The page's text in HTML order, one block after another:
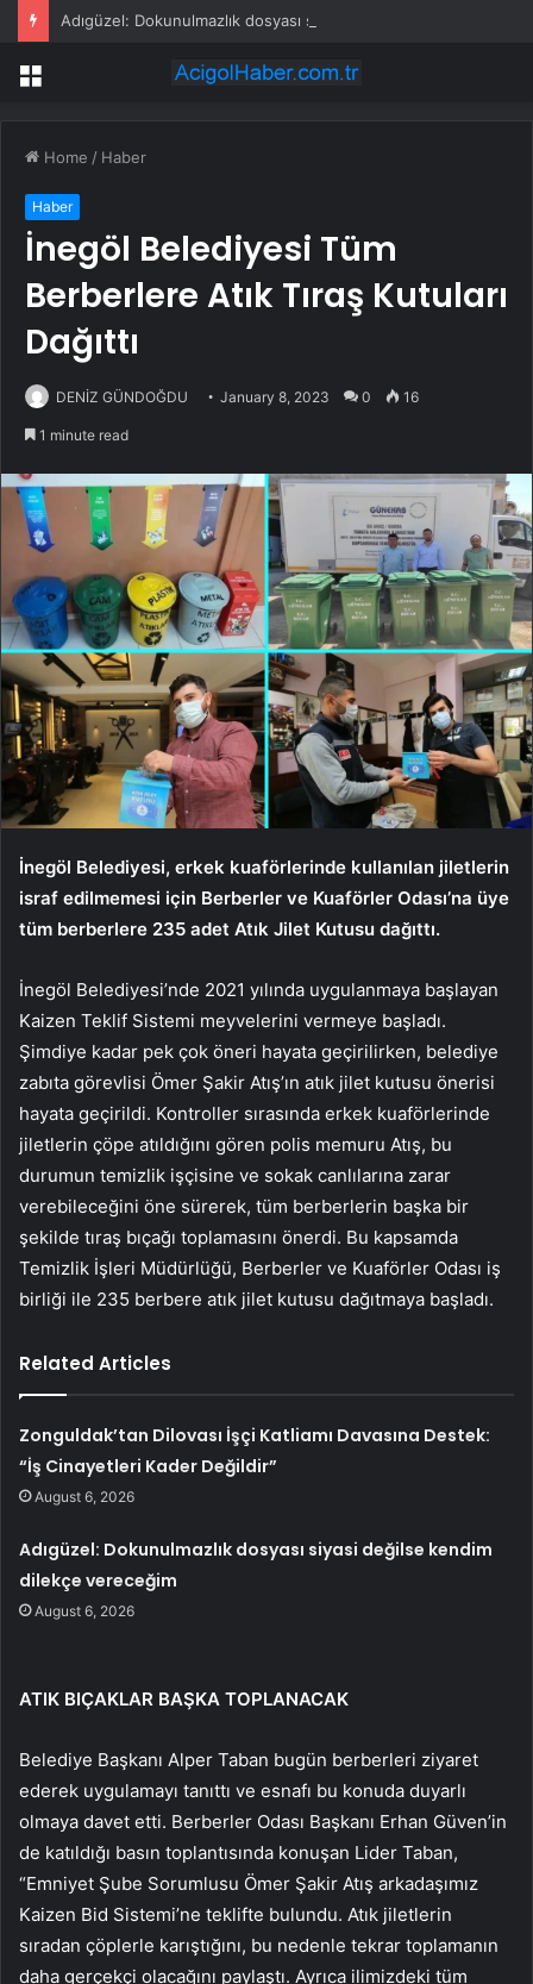
Menu
Home / Haber
Haber
İnegöl Belediyesi Tüm
Berberlere Atık Tıraş Kutuları
Dağıttı
DENİZ GÜNDOĞDU January 8, 2023 0 16
1 minute read
İnegöl Belediyesi, erkek kuaförlerinde kullanılan jiletlerin
israf edilmemesi için Berberler ve Kuaförler Odası’na üye
tüm berberlere 235 adet Atık Jilet Kutusu dağıttı.
İnegöl Belediyesi’nde 2021 yılında uygulanmaya başlayan
Kaizen Teklif Sistemi meyvelerini vermeye başladı.
Şimdiye kadar pek çok öneri hayata geçirilirken, belediye
zabıta görevlisi Ömer Şakir Atış’ın atık jilet kutusu önerisi
hayata geçirildi. Kontroller sırasında erkek kuaförlerinde
jiletlerin çöpe atıldığını gören polis memuru Atış, bu
durumun temizlik işçisine ve sokak canlılarına zarar
verebileceğini öne sürerek, tüm berberlerin başka bir
şekilde tıraş bıçağı toplamasını önerdi. Bu kapsamda
Temizlik İşleri Müdürlüğü, Berberler ve Kuaförler Odası iş
birliği ile 235 berbere atık jilet kutusu dağıtmaya başladı.
Related Articles
Zonguldak’tan Dilovası İşçi Katliamı Davasına Destek:
“İş Cinayetleri Kader Değildir”
August 6, 2026
Adıgüzel: Dokunulmazlık dosyası siyasi değilse kendim
dilekçe vereceğim
August 6, 2026
ATIK BIÇAKLAR BAŞKA TOPLANACAK
Belediye Başkanı Alper Taban bugün berberleri ziyaret
ederek uygulamayı tanıttı ve esnafı bu konuda duyarlı
olmaya davet etti. Berberler Odası Başkanı Erhan Güven’in
de katıldığı basın toplantısında konuşan Lider Taban,
“Emniyet Şube Sorumlusu Ömer Şakir Atış arkadaşımız
Kaizen Bid Sistemi’ne teklifte bulundu. Atık jiletlerin
sıradan çöplerle karıştığını, bu nedenle tekrar toplamanın
daha gerçekçi olacağını paylaştı. Ayrıca ilimizdeki tüm